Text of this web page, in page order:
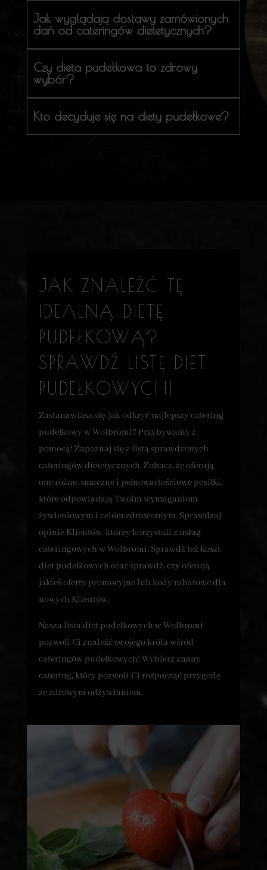
Jak wyglądają dostawy zamówionych
dań od cateringów dietetycznych?
Czy dieta pudełkowa to zdrowy
wybór?
Kto decyduje się na diety pudełkowe?
JAK ZNALEŹĆ TĘ
IDEALNĄ DIETĘ
PUDEŁKOWĄ?
SPRAWDŹ LISTĘ DIET
PUDEŁKOWYCH!
Zastanawiasz się, jak odkryć najlepszy catering
pudełkowy w Wolbromi? Przybywamy z
pomocą! Zapoznaj się z listą sprawdzonych
cateringów dietetycznych. Zobacz, że oferują
one różne, smaczne i pełnowartościowe posiłki,
które odpowiadają Twoim wymaganiom
żywieniowym i celom zdrowotnym. Sprawdzaj
opinie Klientów, którzy korzystali z usług
cateringowych w Wolbromi. Sprawdź też koszt
diet pudełkowych oraz sprawdź, czy oferują
jakieś oferty promocyjne lub kody rabatowe dla
nowych Klientów.
Nasza lista diet pudełkowych w Wolbromi
pozwoli Ci znaleźć swojego króla wśród
cateringów pudełkowych! Wybierz znany
catering, który pozwoli Ci rozpocząć przygodę
ze zdrowym odżywianiem.